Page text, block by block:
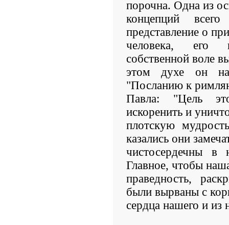
порочна. Одна из
концепций
представление о
человека, его
собственной воле
этом духе он
"Посланию к
Павла: "Цель
искоренить и
плотскую
казались они
чистосердечны
Главное, чтобы
праведность,
были вырваны с
сердца нашего и